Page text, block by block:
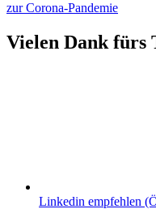
zur Corona-Pandemie
Vielen Dank fürs
Linkedin empfehlen